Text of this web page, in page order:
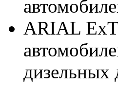
ARIAL
дизельных